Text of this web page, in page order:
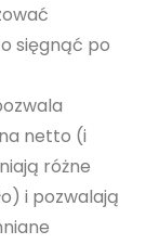
sięgnąć po
netto (i
różne
i pozwalają